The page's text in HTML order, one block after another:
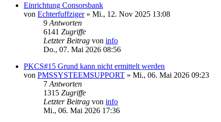
Einrichtung Consorsbank
von Echterfuffziger» Mi., 12. Nov 2025 13:08
9 Antworten
6141 Zugriffe
Letzter Beitrag von info
Do., 07. Mai 2026 08:56
PKCS#15 Grund kann nicht ermittelt werden
von PMSSYSTEEMSUPPORT » Mi., 06. Mai 2026 09:23
7 Antworten
1315 Zugriffe
Letzter Beitrag von info
Mi., 06. Mai 2026 17:36